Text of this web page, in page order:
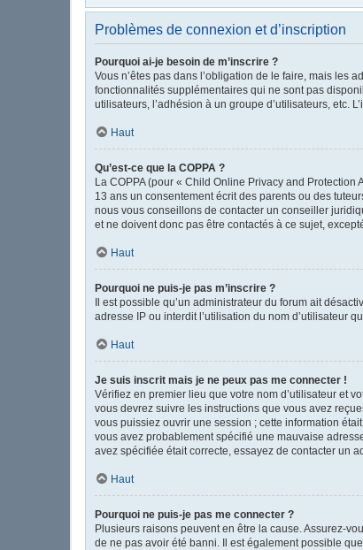
Problèmes de connexion et d’inscription
Pourquoi ai-je besoin de m’inscrire ?
Vous n’êtes pas dans l’obligation de le faire, mais les
fonctionnalités supplémentaires qui ne sont pas
utilisateurs, l’adhésion à un groupe d’utilisateurs, etc.
Haut
Qu’est-ce que la COPPA ?
La COPPA (pour « Child Online Privacy and
13 ans un consentement écrit des parents ou des
nous vous conseillons de contacter un conseiller
et ne doivent donc pas être contactés à ce sujet,
Haut
Pourquoi ne puis-je pas m’inscrire ?
Il est possible qu’un administrateur du forum ait
adresse IP ou interdit l’utilisation du nom d’utilisateur
Haut
Je suis inscrit mais je ne peux pas me connecter !
Vérifiez en premier lieu que votre nom d’utilisateur et
vous devrez suivre les instructions que vous avez
vous puissiez ouvrir une session ; cette information
vous avez probablement spécifié une mauvaise
avez spécifiée était correcte, essayez de contacter un
Haut
Pourquoi ne puis-je pas me connecter ?
Plusieurs raisons peuvent en être la cause. Assurez-
de ne pas avoir été banni. Il est également possible